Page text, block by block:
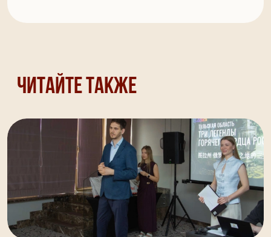
Читайте также